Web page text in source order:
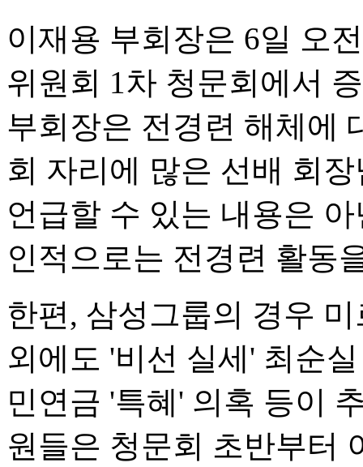
이재용 부회장은 6일 오
위원회 1차 청문회에서
부회장은 전경련 해체에
회 자리에 많은 선배 회
언급할 수 있는 내용은
인적으로는 전경련 활동
한편, 삼성그룹의 경우
외에도 '비선 실세' 최순
민연금 '특혜' 의혹 등이
원들은 청문회 초반부터